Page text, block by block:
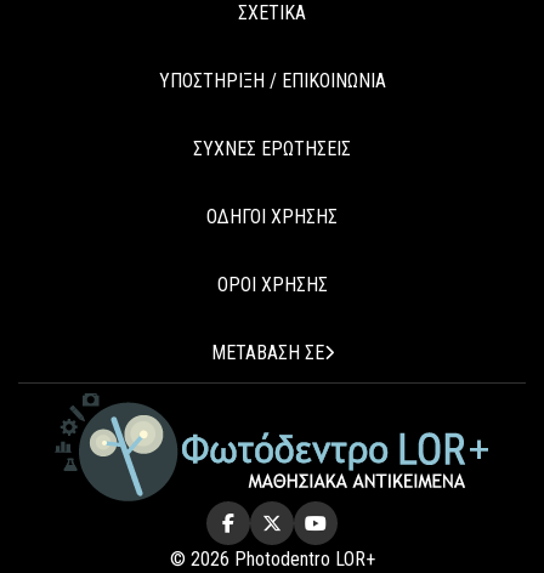
ΣΧΕΤΙΚΑ
ΥΠΟΣΤΗΡΙΞΗ / ΕΠΙΚΟΙΝΩΝΙΑ
ΣΥΧΝΕΣ ΕΡΩΤΗΣΕΙΣ
ΟΔΗΓΟΙ ΧΡΗΣΗΣ
ΟΡΟΙ ΧΡΗΣΗΣ
ΜΕΤΑΒΑΣΗ ΣΕ
© 2026 Photodentro LOR+